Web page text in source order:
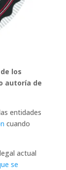
los
autoría de
entidades
cuando
actual
se